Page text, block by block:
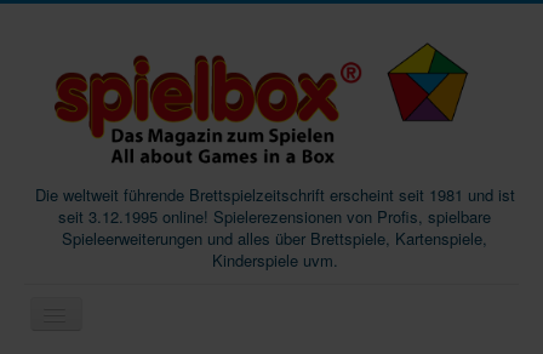
Die weltweit führende Brettspielzeitschrift erscheint seit 1981 und ist
seit 3.12.1995 online! Spielerezensionen von Profis, spielbare
Spieleerweiterungen und alles über Brettspiele, Kartenspiele,
Kinderspiele uvm.